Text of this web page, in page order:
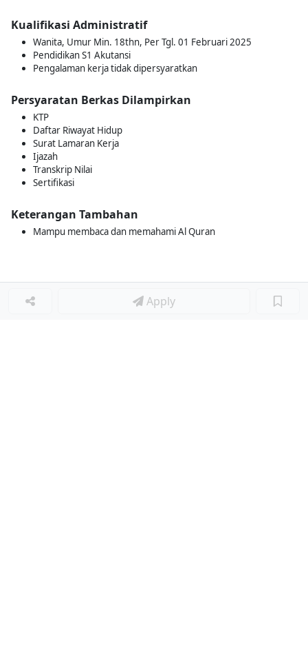
Kualifikasi Administratif
Wanita, Umur Min. 18thn, Per Tgl. 01 Februari 2025
Pendidikan S1 Akutansi
Pengalaman kerja tidak dipersyaratkan
Persyaratan Berkas Dilampirkan
KTP
Daftar Riwayat Hidup
Surat Lamaran Kerja
Ijazah
Transkrip Nilai
Sertifikasi
Keterangan Tambahan
Mampu membaca dan memahami Al Quran
Apply